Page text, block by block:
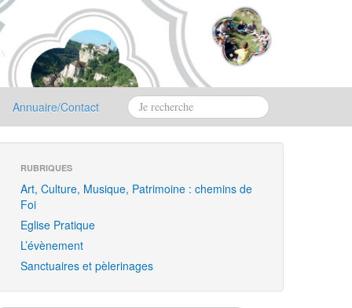
Annuaire/Contact
RUBRIQUES
Art, Culture, Musique, Patrimoine : chemins de
Foi
Eglise Pratique
L’évènement
Sanctuaires et pèlerinages